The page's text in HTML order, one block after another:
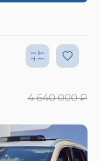
4 640 000 ₽